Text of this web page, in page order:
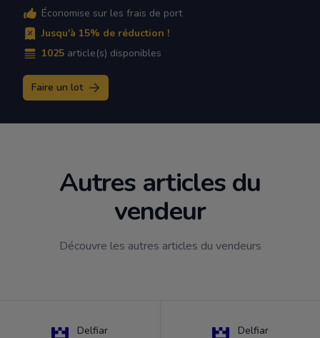
Économise sur les frais de port
Jusqu'à 15% de réduction !
1025 article(s) disponibles
Faire un lot
Autres articles du
vendeur
Découvre les autres articles du vendeurs
Delfiar Delfiar